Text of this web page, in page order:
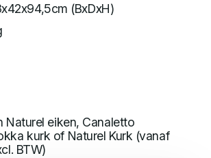
(BxDxH)
Naturel eiken, Canaletto
kurk of Naturel Kurk (vanaf
BTW)